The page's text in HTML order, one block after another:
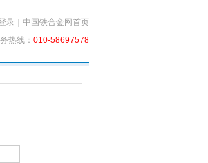
录
中国铁合金网首页
热线： 010-58697578